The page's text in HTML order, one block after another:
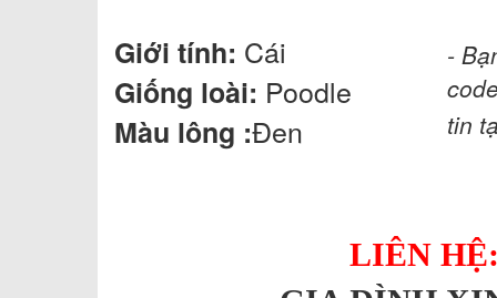
Giới tính: Cái
Giống loài: Poodle
Màu lông :Đen
-
tin
LIÊN HỆ: